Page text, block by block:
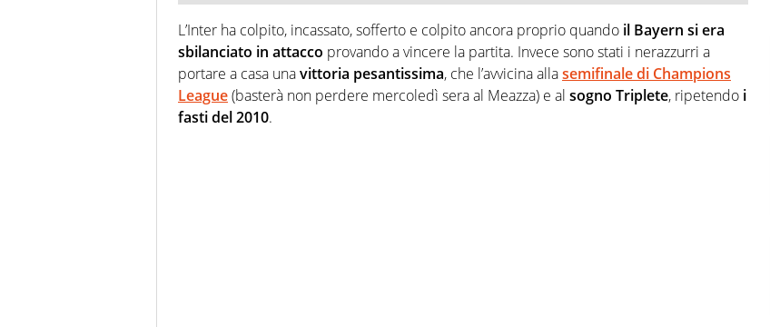
L’Inter ha colpito, incassato, sofferto e colpito ancora proprio quando il Bayern si era
sbilanciato in attacco provando a vincere la partita. Invece sono stati i nerazzurri a
portare a casa unavittoria pesantissima, che l’avvicina allasemifinale di Champions
League(basterà non perdere mercoledì sera al Meazza) e al sogno Triplete, ripetendo i
fasti del 2010.